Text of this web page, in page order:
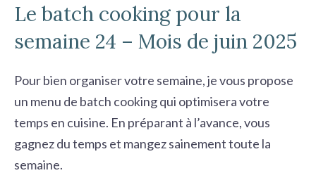
Le batch cooking pour la
semaine 24 – Mois de juin 2025
Pour bien organiser votre semaine, je vous propose
un menu de batch cooking qui optimisera votre
temps en cuisine. En préparant à l’avance, vous
gagnez du temps et mangez sainement toute la
semaine.